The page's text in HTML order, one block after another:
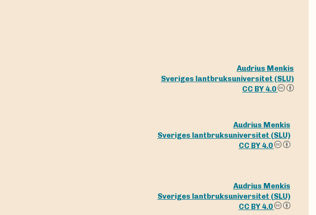
Audrius Menkis
Sveriges lantbruksuniversitet (SLU)
CC BY 4.0
Audrius Menkis
Sveriges lantbruksuniversitet (SLU)
CC BY 4.0
Audrius Menkis
Sveriges lantbruksuniversitet (SLU)
CC BY 4.0